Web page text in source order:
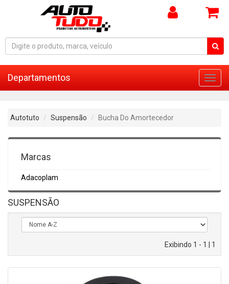
Departamentos
Autotuto Suspensão Bucha Do Amortecedor
Marcas
Adacoplam
SUSPENSÃO
Exibindo 1 - 1 | 1